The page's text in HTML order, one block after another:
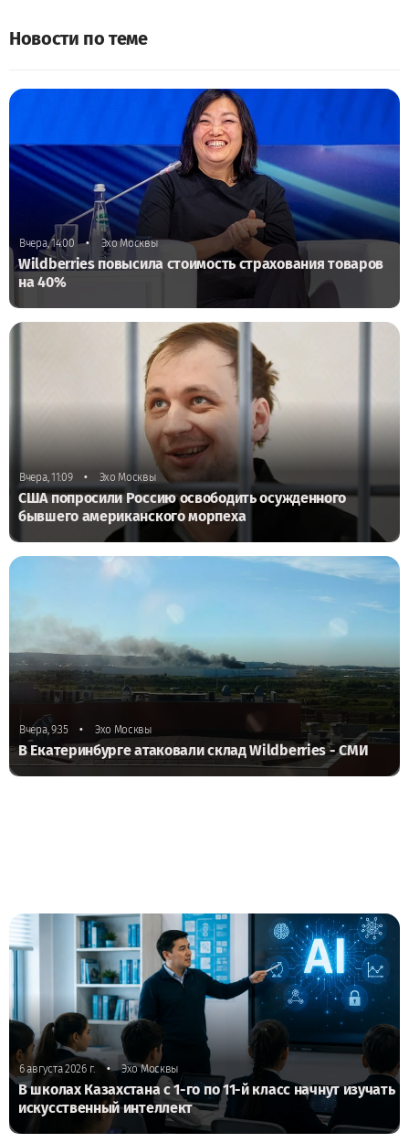
Новости по теме
Вчера, 14:00 • Эхо Москвы
Wildberries повысила стоимость страхования товаров
на 40%
Вчера, 11:09 • Эхо Москвы
США попросили Россию освободить осужденного
бывшего американского морпеха
Вчера, 9:35 • Эхо Москвы
В Екатеринбурге атаковали склад Wildberries - СМИ
6 августа 2026 г. • Эхо Москвы
В школах Казахстана с 1-го по 11-й класс начнут изучать
искусственный интеллект